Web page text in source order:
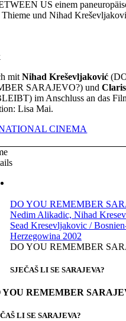
US einem
Thieme und Nihad
mitNihad Kreševljaković
SARAJEVO?) und
im Anschluss an das
Lisa Mai.
CINEMA
DO YOU REMEMBER
Nedim Alikadic, Nihad
Sead Kresevljakovic /
Herzegowina 2002
DO YOU REMEMBER
SJEČAŠ LI SE SARAJEVA?
YOU REMEMBER
LI SE SARAJEVA?